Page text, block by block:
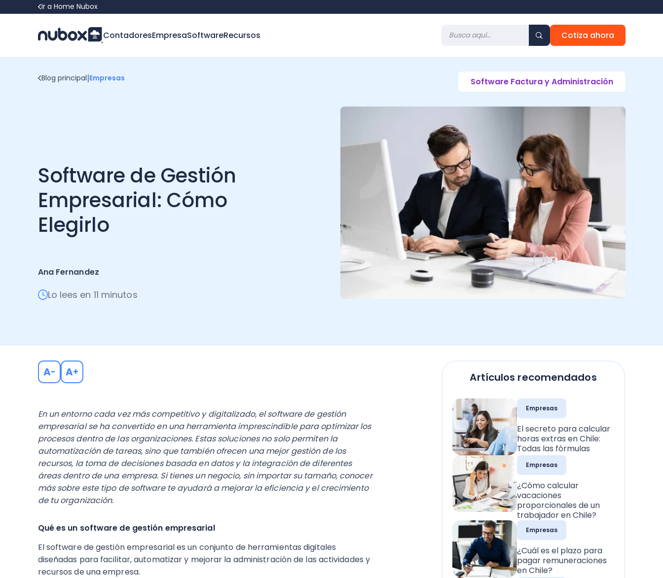
Ir a Home Nubox
ContadoresEmpresaSoftwareRecursos Cotiza ahora
Blog principal|Empresas
Software de Gestión
Empresarial: Cómo
Elegirlo
Ana Fernandez
Lo lees en 11 minutos
Software Factura y Administración
A- A+
En un entorno cada vez más competitivo y digitalizado, el software de gestión
empresarial se ha convertido en una herramienta imprescindible para optimizar los
procesos dentro de las organizaciones. Estas soluciones no solo permiten la
automatización de tareas, sino que también ofrecen una mejor gestión de los
recursos, la toma de decisiones basada en datos y la integración de diferentes
áreas dentro de una empresa. Si tienes un negocio, sin importar su tamaño, conocer
más sobre este tipo de software te ayudará a mejorar la eficiencia y el crecimiento
de tu organización.
Qué es un software de gestión empresarial
El software de gestión empresarial es un conjunto de herramientas digitales
diseñadas para facilitar, automatizar y mejorar la administración de las actividades y
recursos de una empresa.
Artículos recomendados
Empresas
El secreto para calcular
horas extras en Chile:
Todas las fórmulas
Empresas
¿Cómo calcular
vacaciones
proporcionales de un
trabajador en Chile?
Empresas
¿Cuál es el plazo para
pagar remuneraciones
en Chile?